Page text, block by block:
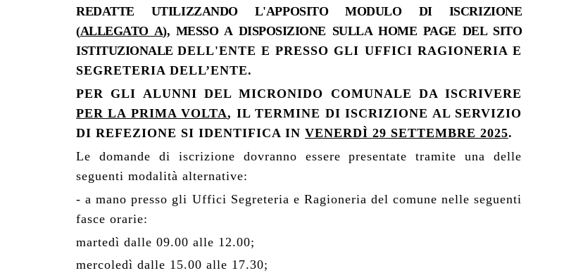
REDATTE UTILIZZANDO L'APPOSITO MODULO DI ISCRIZIONE
(ALLEGATO A), MESSO A DISPOSIZIONE SULLA HOME PAGE DEL SITO
ISTITUZIONALE DELL'ENTE E PRESSO GLI UFFICI RAGIONERIA E
SEGRETERIA DELL’ENTE.
PER GLI ALUNNI DEL MICRONIDO COMUNALE DA ISCRIVERE
PER LA PRIMA VOLTA, IL TERMINE DI ISCRIZIONE AL SERVIZIO
DI REFEZIONE SI IDENTIFICA IN VENERDÌ 29 SETTEMBRE 2025.
Le domande di iscrizione dovranno essere presentate tramite una delle
seguenti modalità alternative:
- a mano presso gli Uffici Segreteria e Ragioneria del comune nelle seguenti
fasce orarie:
martedì dalle 09.00 alle 12.00;
mercoledì dalle 15.00 alle 17.30;